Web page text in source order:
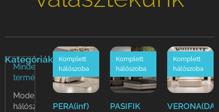
Kategóriák
Minden
termék
Modern
hálószobákPERA(inf)
Komplett
hálószoba
PASIFIK
Komplett
hálószoba
Komplett
hálószoba